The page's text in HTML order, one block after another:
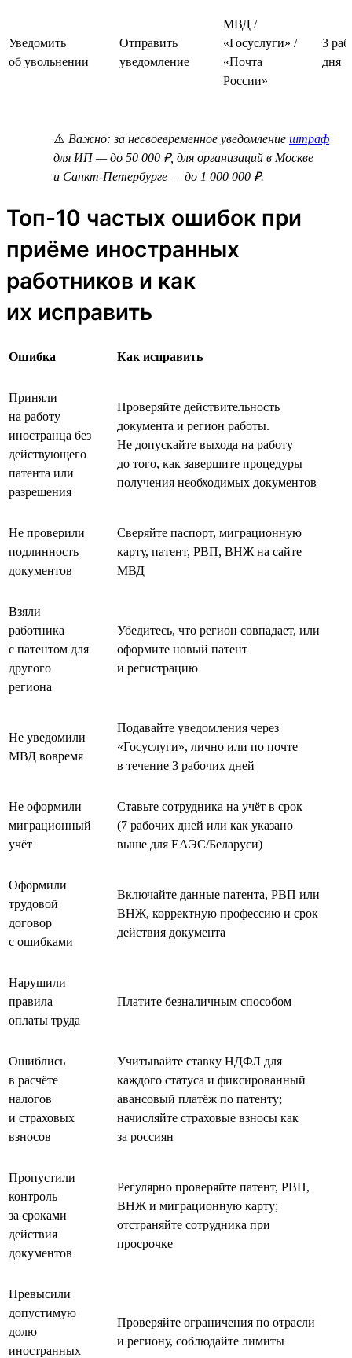
Уведомить
об увольнении
Отправить
уведомление
МВД /
«Госуслуги» /
«Почта
России»
3
дня
⚠️ Важно: за несвоевременное уведомление штраф
для ИП — до 50 000 ₽, для организаций в Москве
и Санкт-Петербурге — до 1 000 000 ₽.
Топ-10 частых ошибок при
приёме иностранных
работников и как
их исправить
Ошибка Как исправить
Приняли
на работу
иностранца без
действующего
патента или
разрешения
Проверяйте действительность
документа и регион работы.
Не допускайте выхода на работу
до того, как завершите процедуры
получения необходимых документов
Не проверили
подлинность
документов
Сверяйте паспорт, миграционную
карту, патент, РВП, ВНЖ на сайте
МВД
Взяли
работника
с патентом для
другого
региона
Убедитесь, что регион совпадает, или
оформите новый патент
и регистрацию
Не уведомили
МВД вовремя
Подавайте уведомления через
«Госуслуги», лично или по почте
в течение 3 рабочих дней
Не оформили
миграционный
учёт
Ставьте сотрудника на учёт в срок
(7 рабочих дней или как указано
выше для ЕАЭС/Беларуси)
Оформили
трудовой
договор
с ошибками
Включайте данные патента, РВП или
ВНЖ, корректную профессию и срок
действия документа
Нарушили
правила
оплаты труда
Платите безналичным способом
Ошиблись
в расчёте
налогов
и страховых
взносов
Учитывайте ставку НДФЛ для
каждого статуса и фиксированный
авансовый платёж по патенту;
начисляйте страховые взносы как
за россиян
Пропустили
контроль
за сроками
действия
документов
Регулярно проверяйте патент, РВП,
ВНЖ и миграционную карту;
отстраняйте сотрудника при
просрочке
Превысили
допустимую
долю
иностранных
Проверяйте ограничения по отрасли
и региону, соблюдайте лимиты